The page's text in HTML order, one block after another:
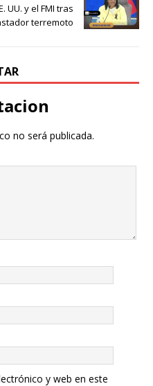
UU. y el FMI tras
terremoto
no será publicada.
y web en este